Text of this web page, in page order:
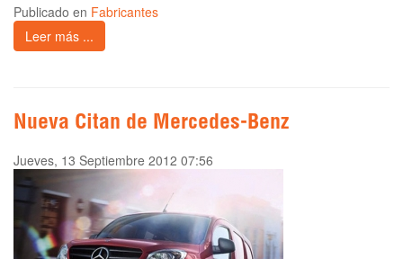
Publicado en Fabricantes
Leer más ...
Nueva Citan de Mercedes-Benz
Jueves, 13 Septiembre 2012 07:56